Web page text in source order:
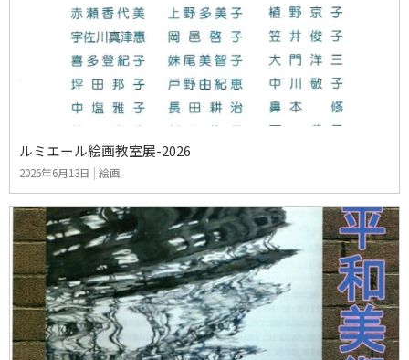
ルミエール絵画教室展-2026
2026年6月13日 | 絵画